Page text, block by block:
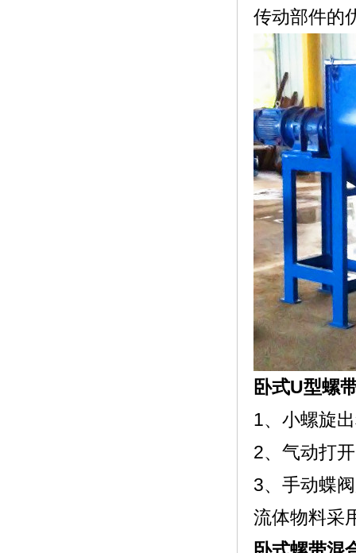
传动部件的
卧式U型螺
1、小螺旋
2、气动打
3、手动蝶
流体物料采